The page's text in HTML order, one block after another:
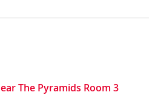
The Pyramids Room 3